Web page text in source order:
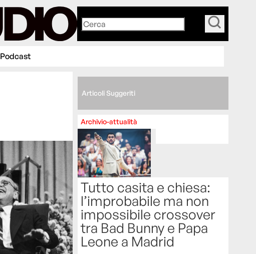
Podcast
Articoli Suggeriti
Archivio-attualità
Tutto casita e chiesa:
l’improbabile ma non
impossibile crossover
tra Bad Bunny e Papa
Leone a Madrid